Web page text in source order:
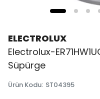
ELECTROLUX
Electrolux-
Süpürge
Ürün Kodu: ST04395